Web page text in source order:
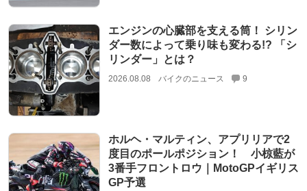
エンジンの心臓部を支える筒！ シリン
ダー数によって乗り味も変わる!? 「シ
リンダー」とは？
2026.08.08 バイクのニュース 9
ホルヘ・マルティン、アプリリアで2
度目のポールポジション！ 小椋藍が
3番手フロントロウ｜MotoGPイギリス
GP予選